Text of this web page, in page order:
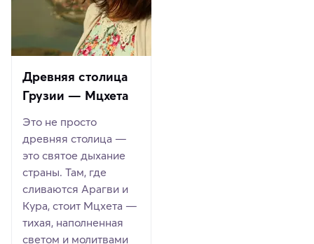
Древняя столица
Грузии — Мцхета
Это не просто
древняя столица —
это святое дыхание
страны. Там, где
сливаются Арагви и
Кура, стоит Мцхета —
тихая, наполненная
светом и молитвами